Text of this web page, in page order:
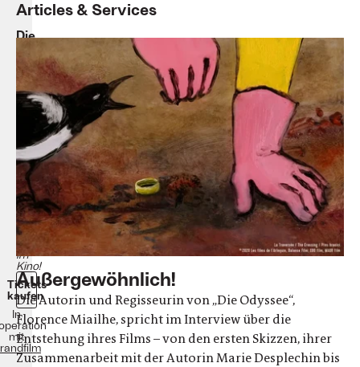
Die
Odyssee
Florence
Miailhe
Drama/
Animation
Frankreich,
Deutschland,
Tschechien
2020
84
Minuten
Ab
dem
28.
April
im
Kino!
Tickets
kaufen
In
mit
Articles & Services
Außergewöhnlich!
Die Autorin und Regisseurin von „Die Odyssee“,
Florence Miailhe, spricht im Interview über die
Entstehung ihres Films – von den ersten Skizzen, ihrer
Zusammenarbeit mit der Autorin Marie Desplechin bis